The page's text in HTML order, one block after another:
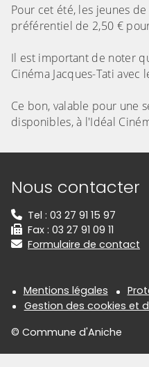
Pour cet été, les jeunes
préférentiel de 2,50 €
Il est important de noter
Cinéma Jacques-Tati
Ce bon, valable pour une
disponibles, à l'Idéal
Nous contacter
Tel : 03 27 91 15 97
Fax : 03 27 91 09 11
Formulaire de contact
Mentions légales
Gestion des cookies et
© Commune d'Aniche